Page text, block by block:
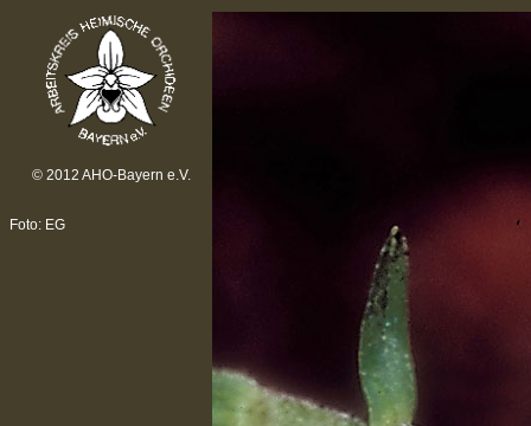
© 2012 AHO-Bayern e.V.
Foto: EG